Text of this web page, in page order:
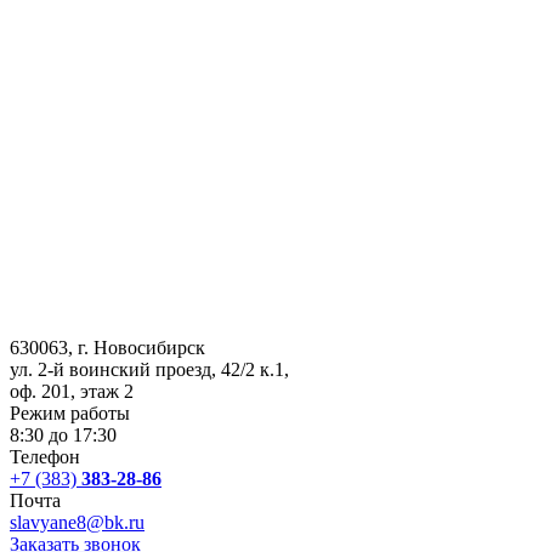
630063, г. Новосибирск
ул. 2-й воинский проезд, 42/2 к.1 ,
оф. 201, этаж 2
Режим работы
8:30 до 17:30
Телефон
+7 (383) 383-28-86
Почта
slavyane8@bk.ru
Заказать звонок